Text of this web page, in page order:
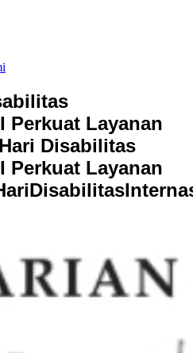
i
Perkuat Layanan
Disabilitas
Perkuat Layanan
ariDisabilitasInterna